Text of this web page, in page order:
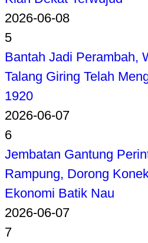
2026-06-08
5
Bantah Jadi Perambah,
Talang Giring Telah
1920
2026-06-07
6
Jembatan Gantung
Rampung, Dorong
Ekonomi Batik Nau
2026-06-07
7